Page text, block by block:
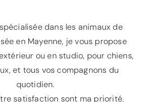
dans les animaux de
en Mayenne, je vous propose
ou en studio, pour chiens,
et tous vos compagnons du
quotidien.
satisfaction sont ma priorité.